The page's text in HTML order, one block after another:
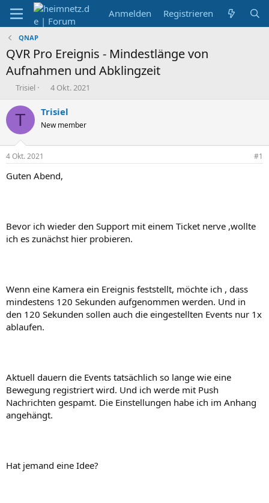
Anmelden Registrieren
QNAP
QVR Pro Ereignis - Mindestlänge von
Aufnahmen und Abklingzeit
E
s
l
e
r
Trisiel
E
s
e
t
a
4 Okt. 2021
T Trisiel
New member
4 Okt. 2021 #1
Guten Abend,
Bevor ich wieder den Support mit einem Ticket nerve ,wollte
ich es zunächst hier probieren.
Wenn eine Kamera ein Ereignis feststellt, möchte ich , dass
mindestens 120 Sekunden aufgenommen werden. Und in
den 120 Sekunden sollen auch die eingestellten Events nur 1x
ablaufen.
Aktuell dauern die Events tatsächlich so lange wie eine
Bewegung registriert wird. Und ich werde mit Push
Nachrichten gespamt. Die Einstellungen habe ich im Anhang
angehängt.
Hat jemand eine Idee?